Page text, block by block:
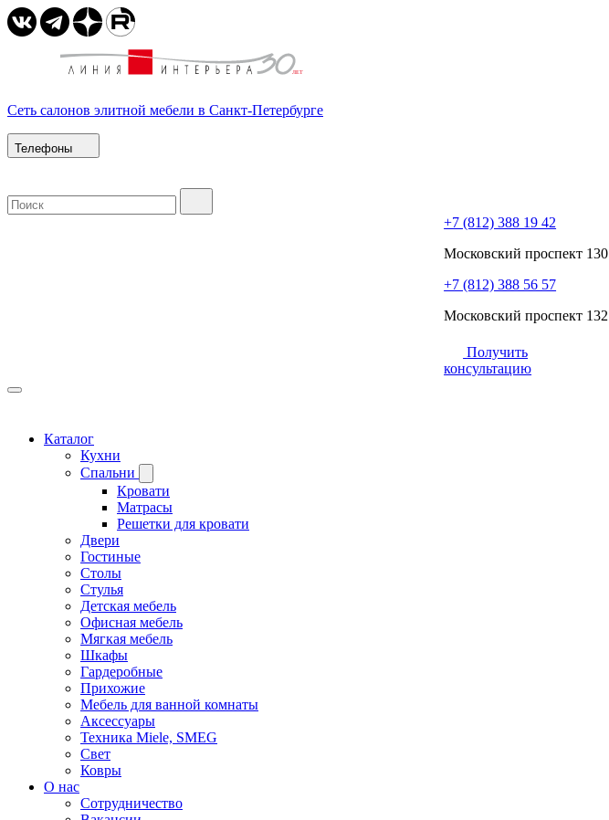
Сеть салонов элитной мебели в Санкт-Петербурге
Телефоны
+7 (812) 388 19 42
Московский проспект 130
+7 (812) 388 56 57
Московский проспект 132
Получить
консультацию
Каталог
Кухни
Спальни
Кровати
Матрасы
Решетки для кровати
Двери
Гостиные
Столы
Стулья
Детская мебель
Офисная мебель
Мягкая мебель
Шкафы
Гардеробные
Прихожие
Мебель для ванной комнаты
Аксессуары
Техника Miele, SMEG
Свет
Ковры
О нас
Сотрудничество